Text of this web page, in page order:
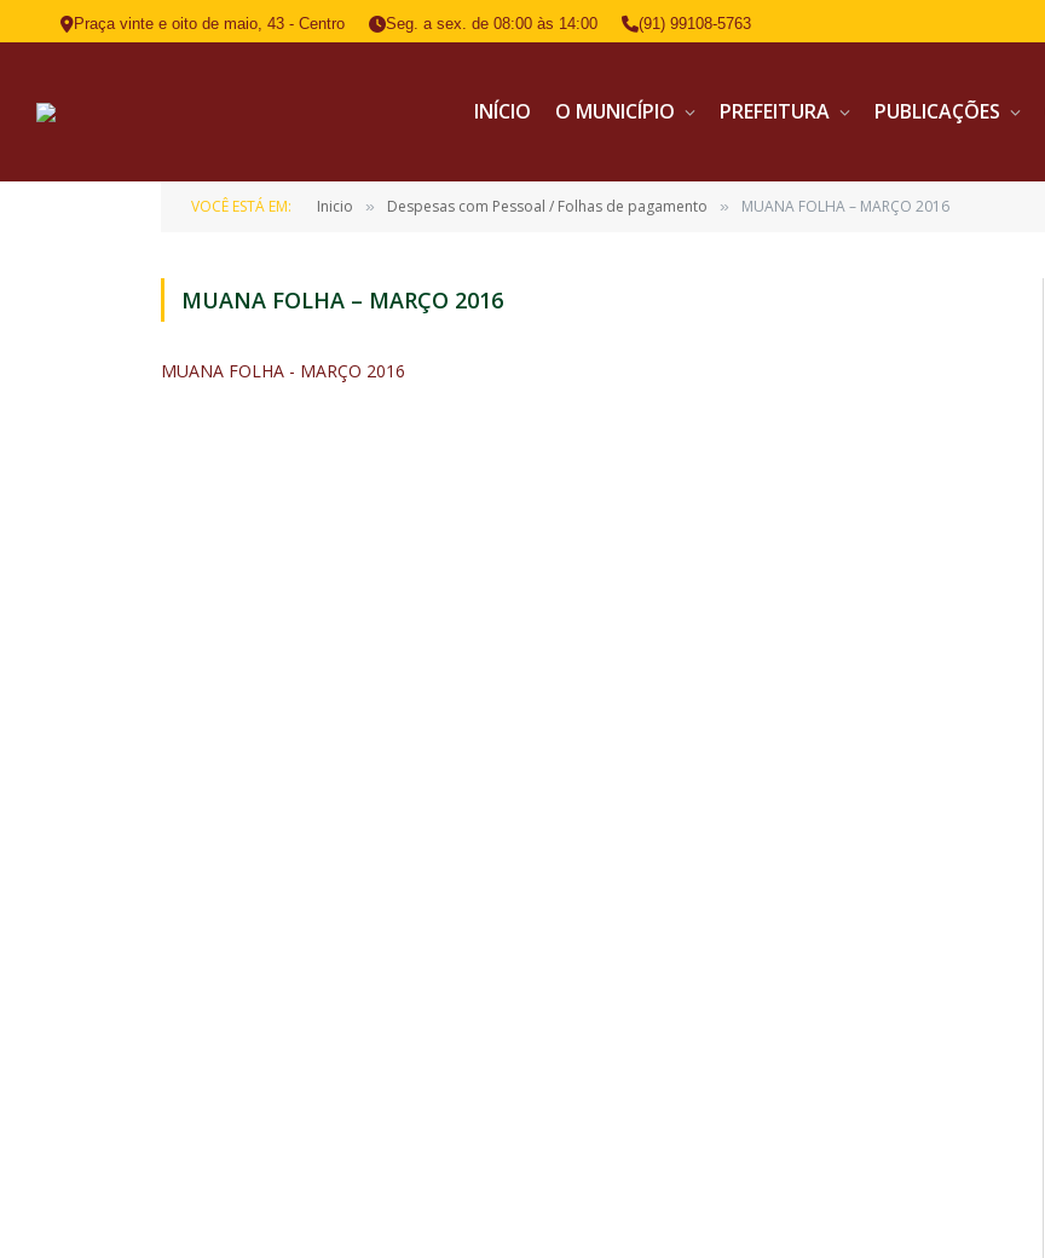
Praça vinte e oito de maio, 43 - Centro Seg. a sex. de 08:00 às 14:00 (91) 99108-5763
INÍCIO O MUNICÍPIO PREFEITURA PUBLICAÇÕES
VOCÊ ESTÁ EM: Inicio » Despesas com Pessoal / Folhas de pagamento » MUANA FOLHA – MARÇO 2016
MUANA FOLHA – MARÇO 2016
MUANA FOLHA - MARÇO 2016